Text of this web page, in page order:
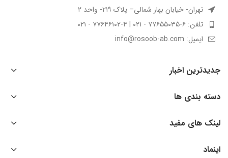
تهران- خیابان بهار شمالی– پلاک ۲۱۹- واحد ۲
تلفن: ۶-۷۷۶۵۵۰۳۵ - ۰۲۱ | ۴-۷۷۶۴۶۱۰۲ - ۰۲۱
ایمیل: info@rosoob-ab.com
جدیدترین اخبار
دسته بندی ها
لینک های مفید
اینماد